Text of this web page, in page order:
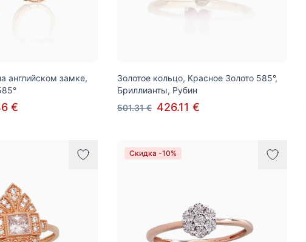
английском замке,
€
Золотое кольцо, Красное Золото 585°,
Бриллианты, Рубин
501.31 € 426.11 €
Скидка -10%